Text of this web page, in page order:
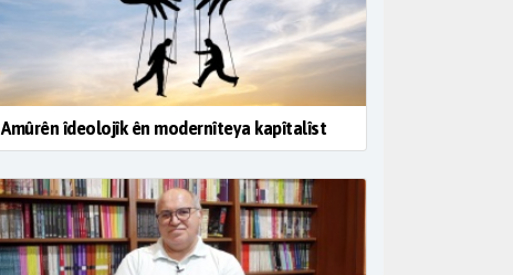
Amûrên îdeolojîk ên modernîteya kapîtalîst